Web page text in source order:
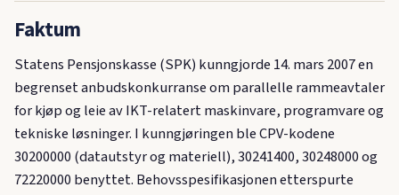
Faktum
Statens Pensjonskasse (SPK) kunngjorde 14. mars 2007 en
begrenset anbudskonkurranse om parallelle rammeavtaler
for kjøp og leie av IKT-relatert maskinvare, programvare og
tekniske løsninger. I kunngjøringen ble CPV-kodene
30200000 (datautstyr og materiell), 30241400, 30248000 og
72220000 benyttet. Behovsspesifikasjonen etterspurte